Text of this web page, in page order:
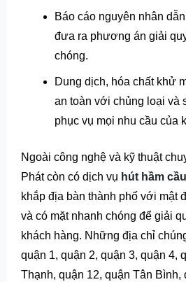
Báo cáo nguyên nhân
đưa ra phương án giải
chóng.
Dung dịch, hóa chất khử
an toàn với chủng loại và
phục vụ mọi nhu cầu của
Ngoài công nghệ và kỹ thuật
Phát còn có dịch vụ hút hầm
khắp địa bàn thành phố với mật
và có mặt nhanh chóng để giải
khách hàng. Những địa chỉ
quận 1, quận 2, quận 3, quận 4,
Thạnh, quận 12, quận Tân Bình,